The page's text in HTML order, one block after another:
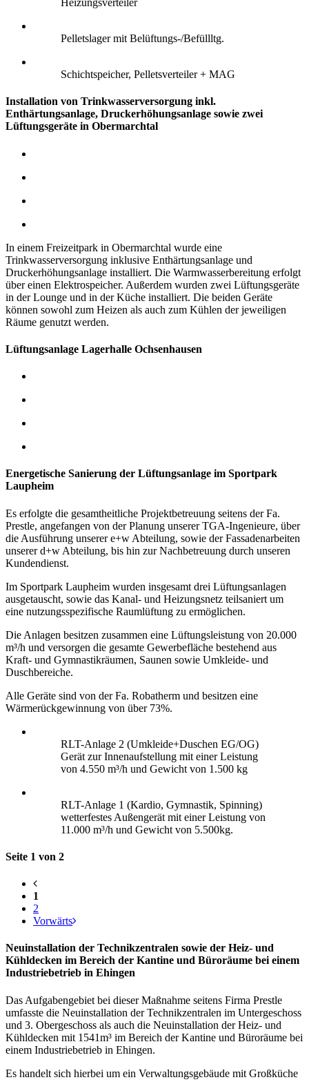
Heizungsverteiler
Pelletslager mit Belüftungs-/Befüllltg.
Schichtspeicher, Pelletsverteiler + MAG
Installation von Trinkwasserversorgung inkl.
Enthärtungsanlage, Druckerhöhungsanlage sowie zwei
Lüftungsgeräte in Obermarchtal
In einem Freizeitpark in Obermarchtal wurde eine
Trinkwasserversorgung inklusive Enthärtungsanlage und
Druckerhöhungsanlage installiert. Die Warmwasserbereitung erfolgt
über einen Elektrospeicher. Außerdem wurden zwei Lüftungsgeräte
in der Lounge und in der Küche installiert. Die beiden Geräte
können sowohl zum Heizen als auch zum Kühlen der jeweiligen
Räume genutzt werden.
Lüftungsanlage Lagerhalle Ochsenhausen
Energetische Sanierung der Lüftungsanlage im Sportpark
Laupheim
Es erfolgte die gesamtheitliche Projektbetreuung seitens der Fa.
Prestle, angefangen von der Planung unserer TGA-Ingenieure, über
die Ausführung unserer e+w Abteilung, sowie der Fassadenarbeiten
unserer d+w Abteilung, bis hin zur Nachbetreuung durch unseren
Kundendienst.
Im Sportpark Laupheim wurden insgesamt drei Lüftungsanlagen
ausgetauscht, sowie das Kanal- und Heizungsnetz teilsaniert um
eine nutzungsspezifische Raumlüftung zu ermöglichen.
Die Anlagen besitzen zusammen eine Lüftungsleistung von 20.000
m³/h und versorgen die gesamte Gewerbefläche bestehend aus
Kraft- und Gymnastikräumen, Saunen sowie Umkleide- und
Duschbereiche.
Alle Geräte sind von der Fa. Robatherm und besitzen eine
Wärmerückgewinnung von über 73%.
RLT-Anlage 2 (Umkleide+Duschen EG/OG)
Gerät zur Innenaufstellung mit einer Leistung
von 4.550 m³/h und Gewicht von 1.500 kg
RLT-Anlage 1 (Kardio, Gymnastik, Spinning)
wetterfestes Außengerät mit einer Leistung von
11.000 m³/h und Gewicht von 5.500kg.
Seite 1 von 2
1
2
Vorwärts
Neuinstallation der Technikzentralen sowie der Heiz- und
Kühldecken im Bereich der Kantine und Büroräume bei einem
Industriebetrieb in Ehingen
Das Aufgabengebiet bei dieser Maßnahme seitens Firma Prestle
umfasste die Neuinstallation der Technikzentralen im Untergeschoss
und 3. Obergeschoss als auch die Neuinstallation der Heiz- und
Kühldecken mit 1541m³ im Bereich der Kantine und Büroräume bei
einem Industriebetrieb in Ehingen.
Es handelt sich hierbei um ein Verwaltungsgebäude mit Großküche